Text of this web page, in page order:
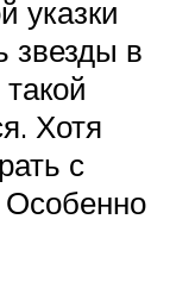
указки
звезды в
Хотя
с